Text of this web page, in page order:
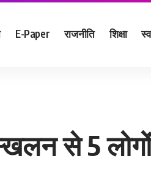
E-Paper राजनीति शिक्षा
से 5